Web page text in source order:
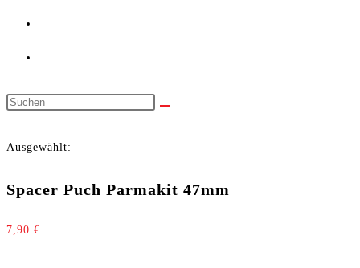
Diese
Ausgewählt:
Spacer Puch Parmakit 47mm
7,90 €